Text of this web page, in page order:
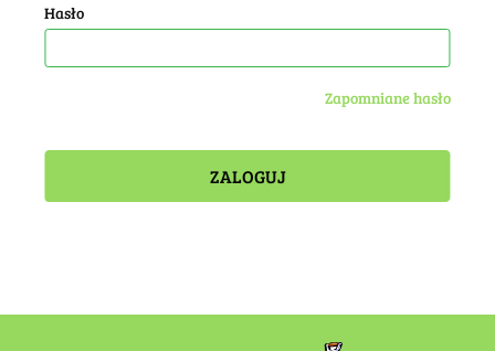
Hasło
Zapomniane hasło
ZALOGUJ